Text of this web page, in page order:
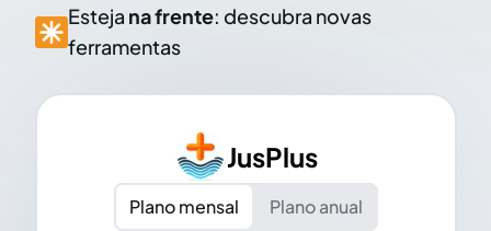
Esteja na frente: descubra novas
ferramentas
JusPlus
Plano mensal
Plano anual